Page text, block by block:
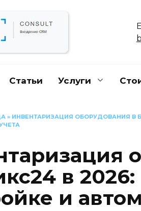
Статьи Услуги
» ИНВЕНТАРИЗАЦИЯ ОБОРУДОВАНИЯ В
в
и